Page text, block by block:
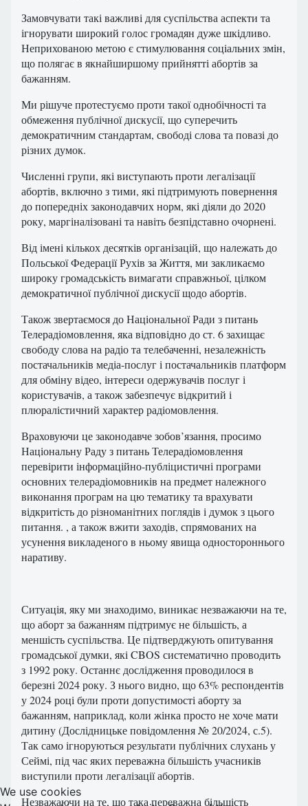
Замовчувати такі важливі для суспільства аспекти та
ігнорувати широкий голос громадян дуже шкідливо.
Неприхованою метою є стимулювання соціальних змін,
що полягає в якнайширшому прийнятті абортів за
бажанням.
Ми рішуче протестуємо проти такої однобічності та
обмеження публічної дискусії, що суперечить
демократичним стандартам, свободі слова та повазі до
різних думок.
Численні групи, які виступають проти легалізації
абортів, включно з тими, які підтримують повернення
до попередніх законодавчих норм, які діяли до 2020
року, маргіналізовані та навіть безпідставно очорнені.
Від імені кількох десятків організацій, що належать до
Польської Федерації Рухів за Життя, ми закликаємо
широку громадськість вимагати справжньої, цілком
демократичної публічної дискусії щодо абортів.
Також звертаємося до Національної Ради з питань
Телерадіомовлення, яка відповідно до ст. 6 захищає
свободу слова на радіо та телебаченні, незалежність
постачальників медіа-послуг і постачальників платформ
для обміну відео, інтереси одержувачів послуг і
користувачів, а також забезпечує відкритий і
плюралістичний характер радіомовлення.
Враховуючи це законодавче зобов’язання, просимо
Національну Раду з питань Телерадіомовлення
перевірити інформаційно-публіцистичні програми
основних телерадіомовників на предмет належного
виконання програм на цю тематику та врахувати
відкритість до різноманітних поглядів і думок з цього
питання. , а також вжити заходів, спрямованих на
усунення викладеного в ньому явища одностороннього
наративу.
Ситуація, яку ми знаходимо, виникає незважаючи на те,
що аборт за бажанням підтримує не більшість, а
меншість суспільства. Це підтверджують опитування
громадської думки, які CBOS систематично проводить
з 1992 року. Останнє дослідження проводилося в
березні 2024 року. З нього видно, що 63% респондентів
у 2024 році були проти допустимості аборту за
бажанням, наприклад, коли жінка просто не хоче мати
дитину (Дослідницьке повідомлення № 20/2024, с.5).
Так само ігноруються результати публічних слухань у
Сеймі, під час яких переважна більшість учасників
виступили проти легалізації абортів.
Незважаючи на те, що така переважна більшість
We use cookies